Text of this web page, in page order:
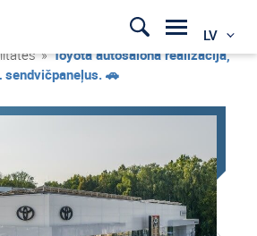
LV
»Toyota autosalona realizācija,
sendvičpaneļus. 🚗